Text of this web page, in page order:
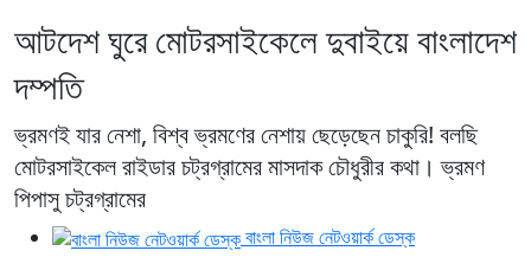
আটদেশ ঘুরে মোটরসাইকেলে দুবাইয়ে বাংলাদেশ
দম্পতি
ভ্রমণই যার নেশা, বিশ্ব ভ্রমণের নেশায় ছেড়েছেন চাকুরি! বলছি
মোটরসাইকেল রাইডার চট্রগ্রামের মাসদাক চৌধুরীর কথা। ভ্রমণ
পিপাসু চট্রগ্রামের
বাংলা নিউজ নেটওয়ার্ক ডেস্ক